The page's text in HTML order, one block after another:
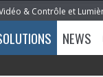
& Contrôle et
NEWS